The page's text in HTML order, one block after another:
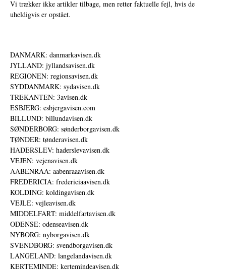
Vi trækker ikke artikler tilbage, men retter faktuelle fejl, hvis de
uheldigvis er opstået.
DANMARK: danmarkavisen.dk
JYLLAND: jyllandsavisen.dk
REGIONEN: regionsavisen.dk
SYDDANMARK: sydavisen.dk
TREKANTEN: 3avisen.dk
ESBJERG: esbjergavisen.com
BILLUND: billundavisen.dk
SØNDERBORG: sønderborgavisen.dk
TØNDER: tønderavisen.dk
HADERSLEV: haderslevavisen.dk
VEJEN: vejenavisen.dk
AABENRAA: aabenraaavisen.dk
FREDERICIA: fredericiaavisen.dk
KOLDING: koldingavisen.dk
VEJLE: vejleavisen.dk
MIDDELFART: middelfartavisen.dk
ODENSE: odenseavisen.dk
NYBORG: nyborgavisen.dk
SVENDBORG: svendborgavisen.dk
LANGELAND: langelandavisen.dk
KERTEMINDE: kertemindeavisen.dk